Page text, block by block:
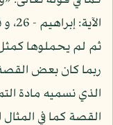
ربما كان بعض
الذي نسميه مادة
القصة كما في المثال